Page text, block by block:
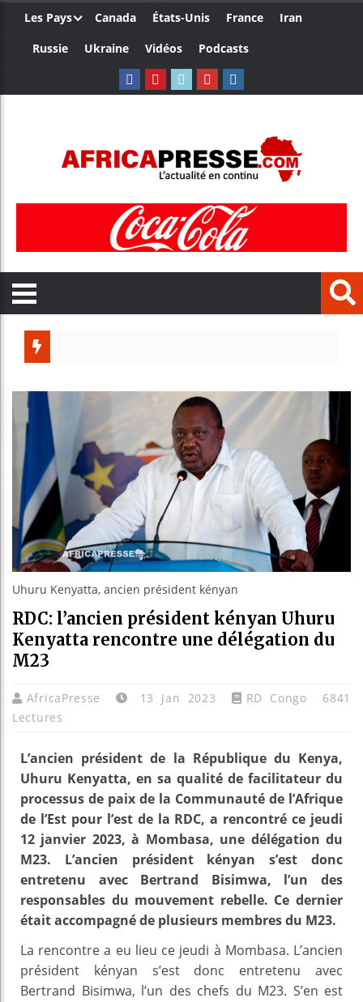
Les Pays Canada États-Unis France
Iran
Russie
Ukraine Vidéos Podcasts
Bénin :
Uhuru Kenyatta, ancien président kényan
RDC: l’ancien président kényan Uhuru
Kenyatta rencontre une délégation du
M23
AfricaPresse 13 Jan 2023 RD Congo
6841
Lectures
L’ancien président de la République du Kenya,
Uhuru Kenyatta, en sa qualité de facilitateur du
processus de paix de la Communauté de l’Afrique
de l’Est pour l’est de la RDC, a rencontré ce jeudi
12 janvier 2023, à Mombasa, une délégation du
M23. L’ancien président kényan s’est donc
entretenu avec Bertrand Bisimwa, l’un des
responsables du mouvement rebelle. Ce dernier
était accompagné de plusieurs membres du M23.
La rencontre a eu lieu ce jeudi à Mombasa. L’ancien
président kényan s’est donc entretenu avec
Bertrand Bisimwa, l’un des chefs du M23. S’en est